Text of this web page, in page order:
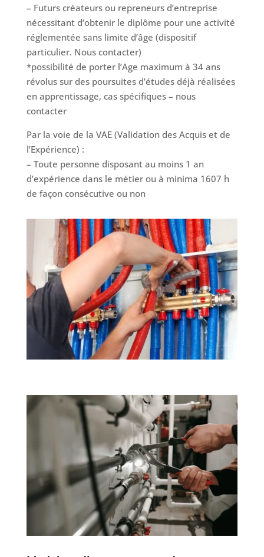
– Futurs créateurs ou repreneurs d’entreprise
nécessitant d’obtenir le diplôme pour une activité
réglementée sans limite d’âge (dispositif
particulier. Nous contacter)
*possibilité de porter l’Age maximum à 34 ans
révolus sur des poursuites d’études déjà réalisées
en apprentissage, cas spécifiques – nous
contacter
Par la voie de la VAE (Validation des Acquis et de
l’Expérience) :
– Toute personne disposant au moins 1 an
d’expérience dans le métier ou à minima 1607 h
de façon consécutive ou non